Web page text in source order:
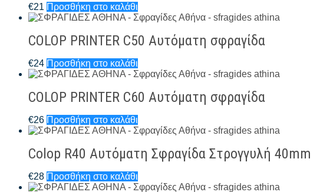
€21 Προσθήκη στο καλάθι
COLOP PRINTER C50 Αυτόματη σφραγίδα
€24 Προσθήκη στο καλάθι
COLOP PRINTER C60 Αυτόματη σφραγίδα
€26 Προσθήκη στο καλάθι
Colop R40 Αυτόματη Σφραγίδα Στρογγυλή 40mm
€28 Προσθήκη στο καλάθι